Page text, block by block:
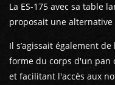
La ES-175 avec sa table
proposait une
Il s’agissait également
forme du corps d'un pan
et facilitant l'accès aux